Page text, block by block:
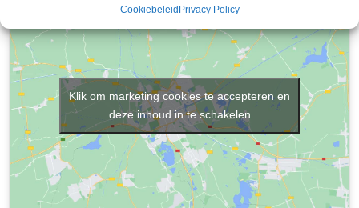
Cookiebeleid Privacy Policy
Klik om marketing cookies te accepteren en
deze inhoud in te schakelen